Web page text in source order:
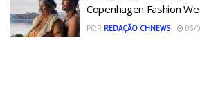
Copenhagen Fashion
POR REDAÇÃO CHNEWS 06/